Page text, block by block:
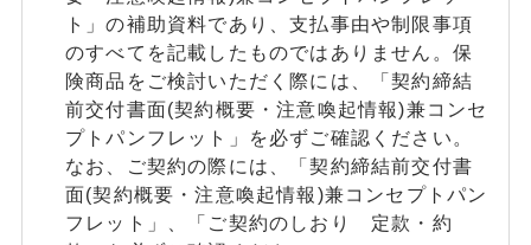
ト」の補助資料であり、支払事由や制限事項
のすべてを記載したものではありません。保
険商品をご検討いただく際には、「契約締結
前交付書面(契約概要・注意喚起情報)兼コンセ
プトパンフレット」を必ずご確認ください。
なお、ご契約の際には、「契約締結前交付書
面(契約概要・注意喚起情報)兼コンセプトパン
フレット」、「ご契約のしおり 定款・約